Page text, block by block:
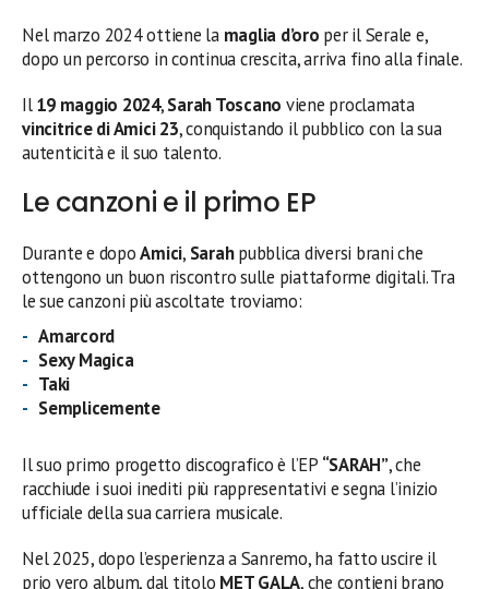
Nel marzo 2024 ottiene la maglia d’oro per il Serale e,
dopo un percorso in continua crescita, arriva fino alla finale.
Il19 maggio 2024,Sarah Toscano viene proclamata
vincitrice di Amici 23, conquistando il pubblico con la sua
autenticità e il suo talento.
Le canzoni e il primo EP
Durante e dopoAmici, Sarahpubblica diversi brani che
ottengono un buon riscontro sulle piattaforme digitali. Tra
le sue canzoni più ascoltate troviamo:
Amarcord
Sexy Magica
Taki
Semplicemente
Il suo primo progetto discografico è l’EP “SARAH”, che
racchiude i suoi inediti più rappresentativi e segna l’inizio
ufficiale della sua carriera musicale.
Nel 2025, dopo l’esperienza a Sanremo, ha fatto uscire il
prio vero album, dal titolo MET GALA, che contieni brano